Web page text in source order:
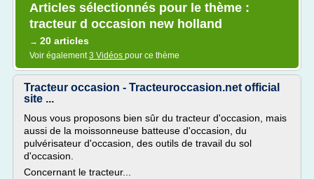
Articles sélectionnés pour le thème :
tracteur d occasion new holland
→ 20 articles
Voir également3 Vidéos pour ce thème
Tracteur occasion - Tracteuroccasion.net official
site ...
Nous vous proposons bien sûr du tracteur d'occasion, mais
aussi de la moissonneuse batteuse d'occasion, du
pulvérisateur d'occasion, des outils de travail du sol
d'occasion.
Concernant le tracteur...